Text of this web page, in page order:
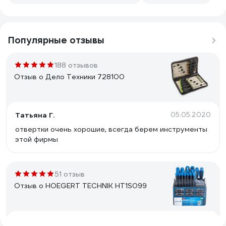
Популярные отзывы
188 отзывов
Отзыв о Дело Техники 728100
Татьяна Г. 05.05.2020
отвертки очень хорошие, всегда берем инструменты
этой фирмы
51 отзыв
Отзыв о HOEGERT TECHNIK HT1S099